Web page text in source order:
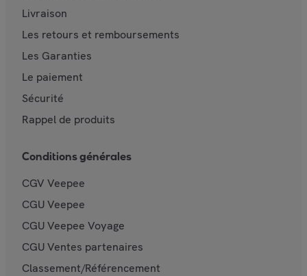
Livraison
Les retours et remboursements
Les Garanties
Le paiement
Sécurité
Rappel de produits
Conditions générales
CGV Veepee
CGU Veepee
CGU Veepee Voyage
CGU Ventes partenaires
Classement/Référencement